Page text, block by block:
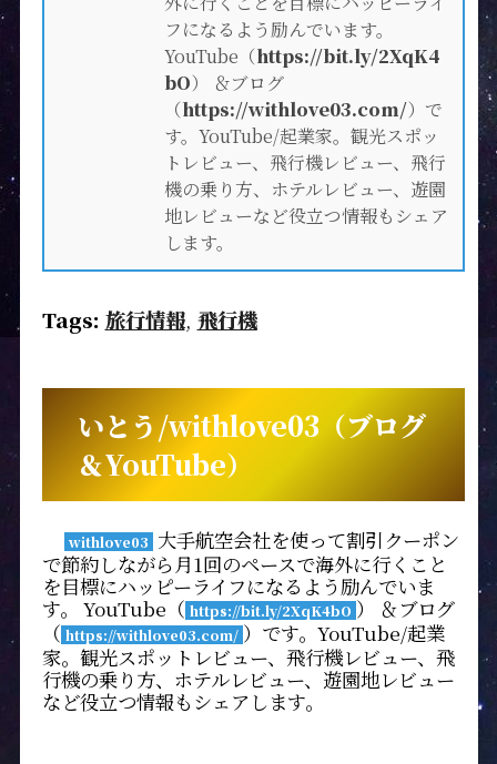
フになるよう励んでいます。
YouTube（https://bit.ly/2XqK4
bO） ＆ブログ
（https://withlove03.com/）で
す。YouTube/起業家。観光スポッ
トレビュー、飛行機レビュー、飛行
機の乗り方、ホテルレビュー、遊園
地レビューなど役立つ情報もシェア
します。
Tags: 旅行情報, 飛行機
いとう/withlove03（ブログ
＆YouTube）
withlove03 大手航空会社を使って割引クーポン
で節約しながら月1回のペースで海外に行くこと
を目標にハッピーライフになるよう励んでいま
す。 YouTube（ https://bit.ly/2XqK4bO ） ＆ブログ
（ https://withlove03.com/ ）です。YouTube/起業
家。観光スポットレビュー、飛行機レビュー、飛
行機の乗り方、ホテルレビュー、遊園地レビュー
など役立つ情報もシェアします。